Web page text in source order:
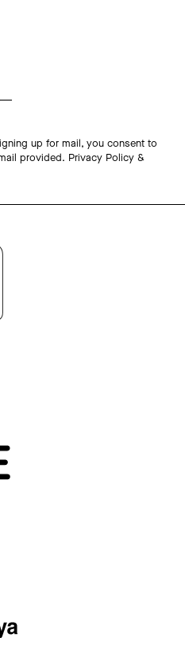
up for mail, you consent to
provided. Privacy Policy &